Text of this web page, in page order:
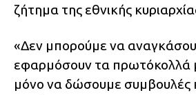
ζήτημα της εθνικής
«Δεν μπορούμε να
εφαρμόσουν τα πρωτόκολλά
μόνο να δώσουμε συμβουλές